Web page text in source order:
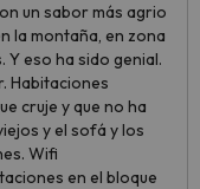
un sabor más agrio
la montaña, en zona
eso ha sido genial.
Habitaciones
cruje y que no ha
y el sofá y los
Wifi
en el bloque